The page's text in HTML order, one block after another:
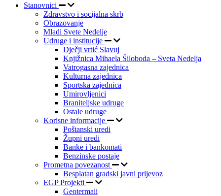
Stanovnici
Zdravstvo i socijalna skrb
Obrazovanje
Mladi Svete Nedelje
Udruge i institucije
Dječji vrtić Slavuj
Knjižnica Mihaela Šiloboda – Sveta Nedelja
Vatrogasna zajednica
Kulturna zajednica
Sportska zajednica
Umirovljenici
Braniteljske udruge
Ostale udruge
Korisne informacije
Poštanski uredi
Župni uredi
Banke i bankomati
Benzinske postaje
Prometna povezanost
Besplatan gradski javni prijevoz
EGP Projekti
Geotermali